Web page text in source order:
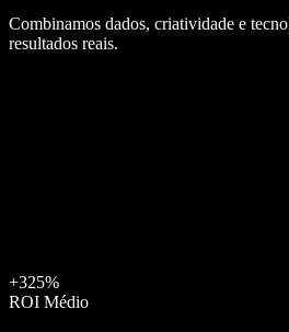
Combinamos dados, criatividade e
resultados reais.
+325%
ROI Médio